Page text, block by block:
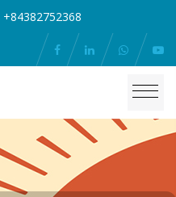
+84382752368